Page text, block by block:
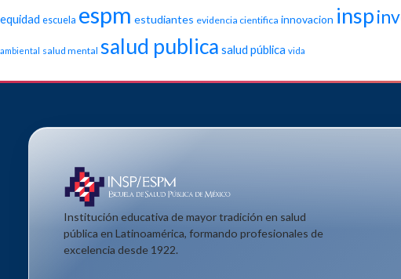
equidad escuela espm estudiantes evidencia cientifica innovacion insp
ambiental salud mental salud publica salud pública vida
Institución educativa de mayor tradición en salud
pública en Latinoamérica, formando profesionales de
excelencia desde 1922.